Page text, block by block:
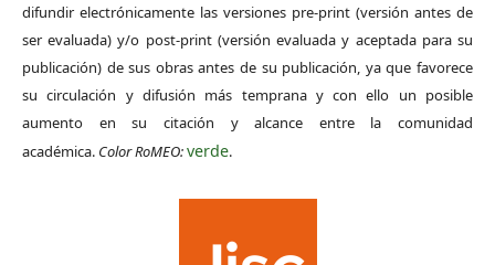
difundir electrónicamente las versiones pre-print (versión antes de
ser evaluada) y/o post-print (versión evaluada y aceptada para su
publicación) de sus obras antes de su publicación, ya que favorece
su circulación y difusión más temprana y con ello un posible
aumento en su citación y alcance entre la comunidad
académica. Color RoMEO:verde.